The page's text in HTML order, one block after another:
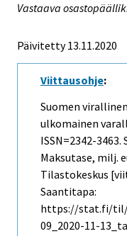
Vastaava
Päivitetty 13.11.2020
Viittausohje:
Suomen
ulkomainen
ISSN=2342-3463.
Maksutase, milj.
Tilastokeskus
Saantitapa:
https://stat.fi/til/
09_2020-11-